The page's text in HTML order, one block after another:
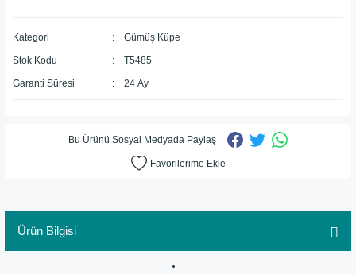
Kategori Gümüş Küpe
Stok Kodu T5485
Garanti Süresi 24 Ay
Bu Ürünü Sosyal Medyada Paylaş
Ürün Bilgisi